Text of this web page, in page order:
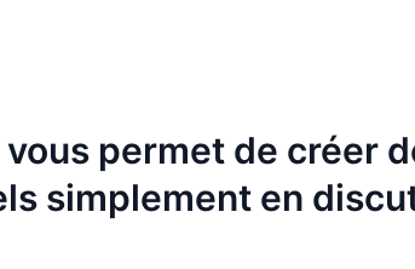
vos
permet de créer
simplement en